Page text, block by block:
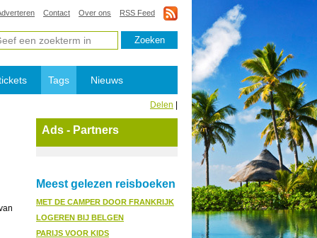
Contact Over ons RSS Feed
Tags Nieuws
Delen
Ads - Partners
Meest gelezen reisboeken
MET DE CAMPER DOOR FRANKRIJK
LOGEREN BIJ BELGEN
PARIJS VOOR KIDS